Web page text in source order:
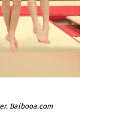
Balbooa.com